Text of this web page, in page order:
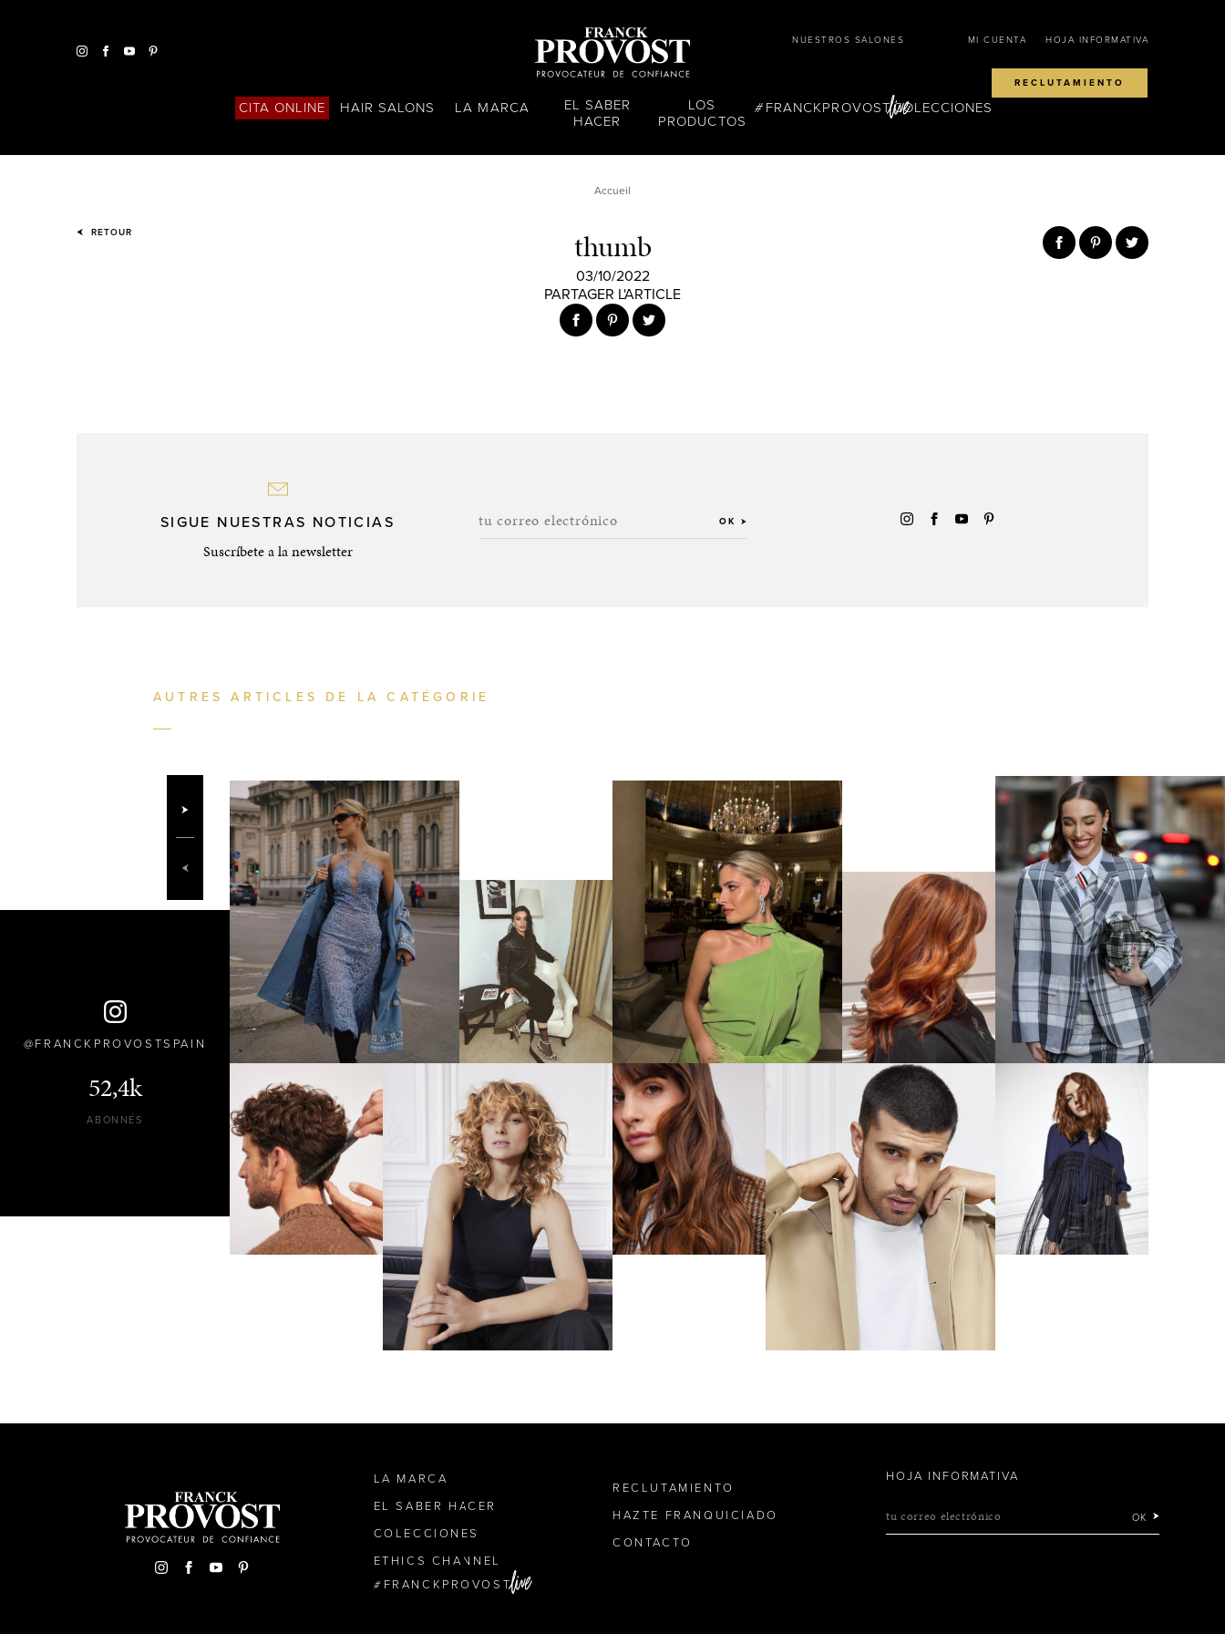
NUESTROS SALONES MI CUENTA HOJA INFORMATIVA
RECLUTAMIENTO
CITA ONLINE HAIR SALONS LA MARCA
EL SABER
HACER
LOS
PRODUCTOS
FRANCKPROVOSTCOLECCIONES
Accueil
RETOUR thumb
03/10/2022
PARTAGER L'ARTICLE
SIGUE NUESTRAS NOTICIAS
Suscríbete a la newsletter
tu correo electrónico OK
AUTRES ARTICLES DE LA CATÉGORIE
FRANCKPROVOSTSPAIN
52,4k
ABONNÉS
LA MARCA
EL SABER HACER
COLECCIONES
ETHICS CHANNEL
FRANCKPROVOST
RECLUTAMIENTO
HAZTE FRANQUICIADO
CONTACTO
HOJA INFORMATIVA
tu correo electrónico OK